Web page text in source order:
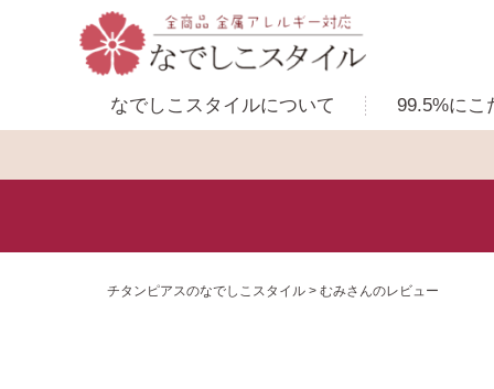
なでしこスタイルについて 99.5%にこ
チタンピアスのなでしこスタイル むみさんのレビュー